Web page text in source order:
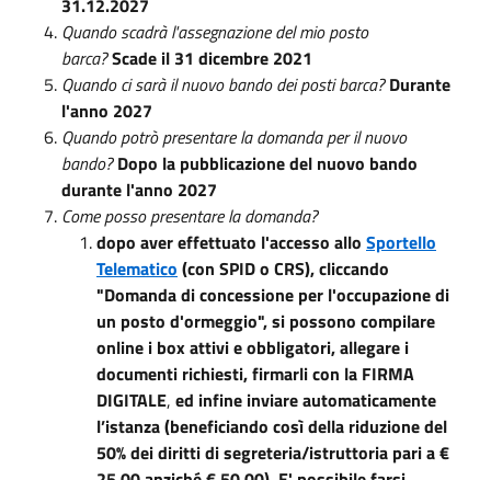
31.12.2027
Quando scadrà l'assegnazione del mio posto
barca?Scade il 31 dicembre 2021
Quando ci sarà il nuovo bando dei posti barca? Durante
l'anno 2027
Quando potrò presentare la domanda per il nuovo
bando?Dopo la pubblicazione del nuovo bando
durante l'anno 2027
Come posso presentare la domanda?
dopo aver effettuato l'accesso allo Sportello
Telematico (con SPID o CRS), cliccando
"Domanda di concessione per l'occupazione di
un posto d'ormeggio", si possono compilare
online i box attivi e obbligatori, allegare i
documenti richiesti, firmarli con la FIRMA
DIGITALE, ed infine inviare automaticamente
l’istanza (beneficiando così della riduzione del
50% dei diritti di segreteria/istruttoria pari a €